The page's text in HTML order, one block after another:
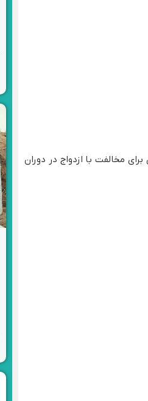
مخالفت با ازدواج در دوران